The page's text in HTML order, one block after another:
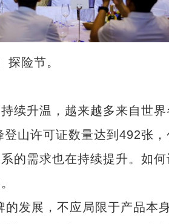
险节。
升温，越来越多来自世界
山许可证数量达到492张
的需求也在持续提升。如
发展，不应局限于产品本